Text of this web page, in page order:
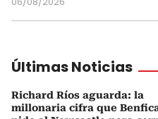
Últimas Noticias
Richard Ríos aguarda: la
millonaria cifra que